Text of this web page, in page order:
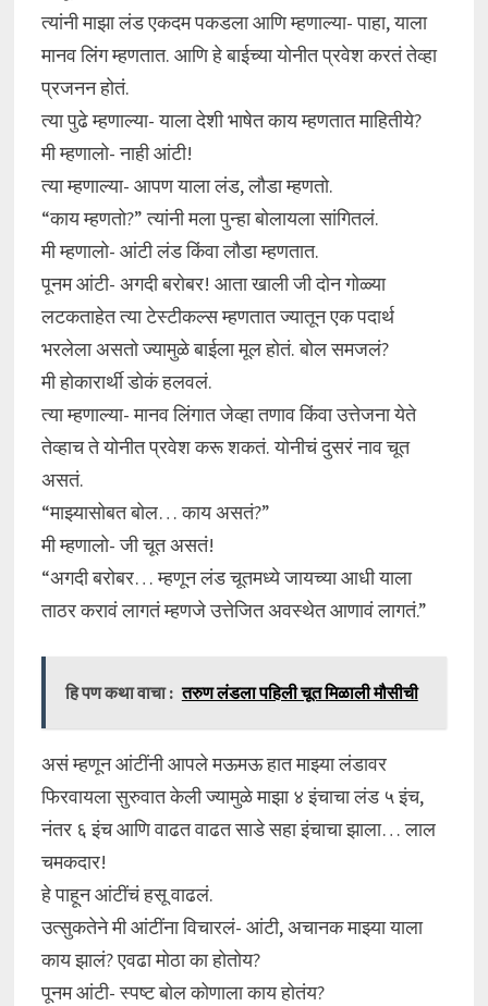
त्यांनी माझा लंड एकदम पकडला आणि म्हणाल्या- पाहा, याला
मानव लिंग म्हणतात. आणि हे बाईच्या योनीत प्रवेश करतं तेव्हा
प्रजनन होतं.
त्या पुढे म्हणाल्या- याला देशी भाषेत काय म्हणतात माहितीये?
मी म्हणालो- नाही आंटी!
त्या म्हणाल्या- आपण याला लंड, लौडा म्हणतो.
“काय म्हणतो?” त्यांनी मला पुन्हा बोलायला सांगितलं.
मी म्हणालो- आंटी लंड किंवा लौडा म्हणतात.
पूनम आंटी- अगदी बरोबर! आता खाली जी दोन गोळ्या
लटकताहेत त्या टेस्टीकल्स म्हणतात ज्यातून एक पदार्थ
भरलेला असतो ज्यामुळे बाईला मूल होतं. बोल समजलं?
मी होकारार्थी डोकं हलवलं.
त्या म्हणाल्या- मानव लिंगात जेव्हा तणाव किंवा उत्तेजना येते
तेव्हाच ते योनीत प्रवेश करू शकतं. योनीचं दुसरं नाव चूत
असतं.
“माझ्यासोबत बोल… काय असतं?”
मी म्हणालो- जी चूत असतं!
“अगदी बरोबर… म्हणून लंड चूतमध्ये जायच्या आधी याला
ताठर करावं लागतं म्हणजे उत्तेजित अवस्थेत आणावं लागतं.”
हि पण कथा वाचा : तरुण लंडला पहिली चूत मिळाली मौसीची
असं म्हणून आंटींनी आपले मऊमऊ हात माझ्या लंडावर
फिरवायला सुरुवात केली ज्यामुळे माझा ४ इंचाचा लंड ५ इंच,
नंतर ६ इंच आणि वाढत वाढत साडे सहा इंचाचा झाला… लाल
चमकदार!
हे पाहून आंटींचं हसू वाढलं.
उत्सुकतेने मी आंटींना विचारलं- आंटी, अचानक माझ्या याला
काय झालं? एवढा मोठा का होतोय?
पूनम आंटी- स्पष्ट बोल कोणाला काय होतंय?